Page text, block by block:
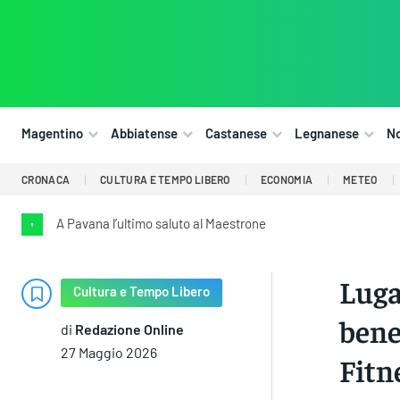
Magentino Abbiatense Castanese Legnanese
CRONACA CULTURA E TEMPO LIBERO ECONOMIA METEO
• A Pavana l’ultimo saluto al Maestrone
Cultura e Tempo Libero
di Redazione Online
27 Maggio 2026